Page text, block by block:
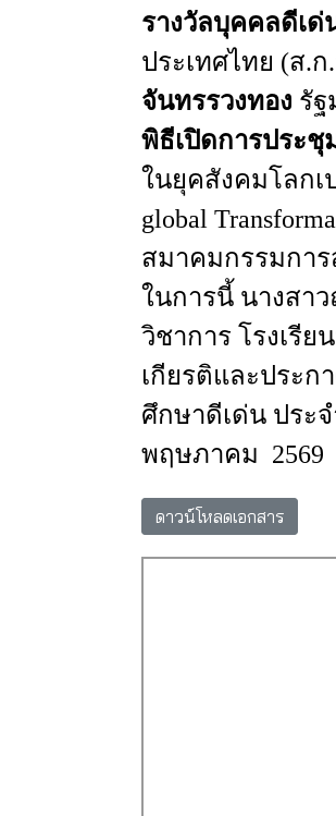
รางวัลบุคคลดีเด่
ประเทศไทย (ส.ก
จันทรรวงทอง รัฐ
พิธีเปิดการประ
ในยุคสังคมโลกเ
global
สมาคมกรรมกา
ในการนี้ นางสา
วิชาการ โรงเรี
เกียรติและประก
ศึกษาดีเด่น ประ
พฤษภาคม
ดาวน์โหลดเอกสาร